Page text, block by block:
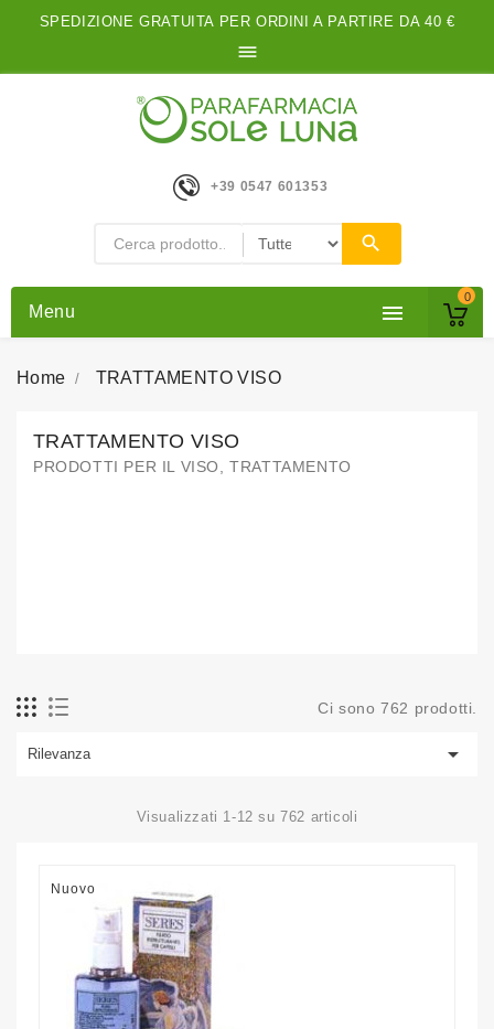
SPEDIZIONE GRATUITA PER ORDINI A PARTIRE DA 40 €

0
+39 0547 601353

Menu
Home TRATTAMENTO VISO
TRATTAMENTO VISO
PRODOTTI PER IL VISO, TRATTAMENTO
Ci sono 762 prodotti.
Rilevanza 
Visualizzati 1-12 su 762 articoli
Nuovo